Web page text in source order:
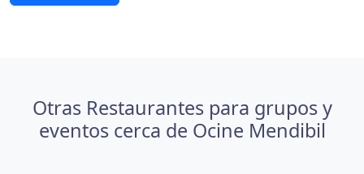
Otras Restaurantes para grupos y
eventos cerca de Ocine Mendibil